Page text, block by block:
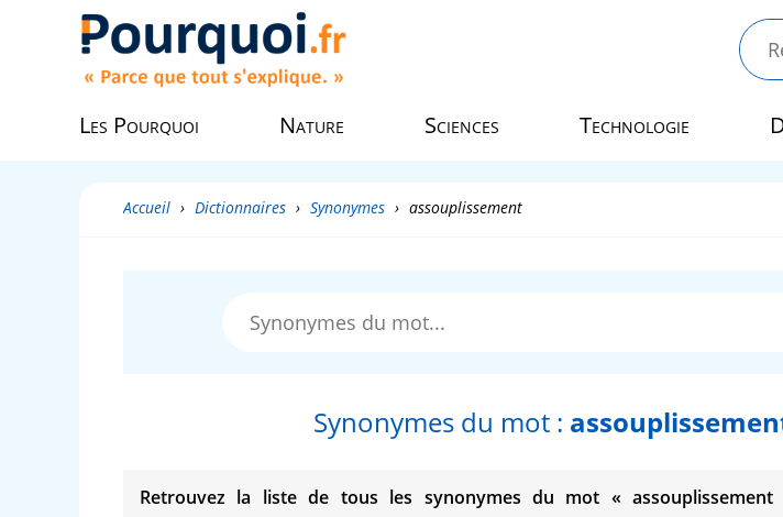
Les Pourquoi Nature Sciences Technologie
Accueil › Dictionnaires › Synonymes › assouplissement
Synonymes du mot :
Retrouvez la liste de tous les synonymes du mot « assouplissement